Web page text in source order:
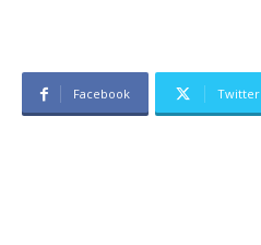
Facebook Twitter